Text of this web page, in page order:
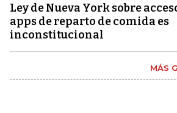
Ley de Nueva York sobre
apps de reparto de comida es
inconstitucional
MÁS